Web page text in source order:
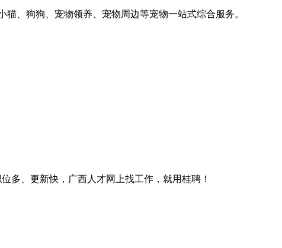
、狗狗、宠物领养、宠物周边等宠物一站式综合服务。
多、更新快，广西人才网上找工作，就用桂聘！